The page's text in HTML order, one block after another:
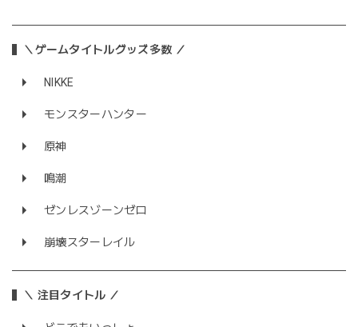
＼ゲームタイトルグッズ多数 ／
NIKKE
モンスターハンター
原神
鳴潮
ゼンレスゾーンゼロ
崩壊スターレイル
＼ 注目タイトル ／